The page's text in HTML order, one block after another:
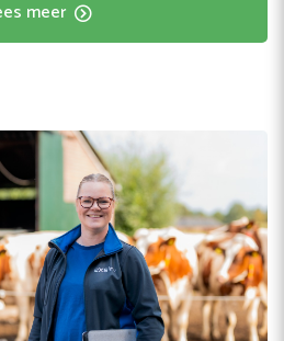
meer